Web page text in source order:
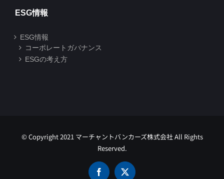
ESG情報
ESG情報
コーポレートガバナンス
ESGの考え方
© Copyright 2021 マーチャントバンカーズ株式会社 All Rights
Reserved.
Facebook
X